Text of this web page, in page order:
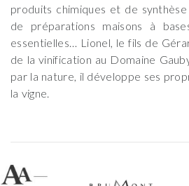
produits chimiques et de
de préparations maisons à
essentielles… Lionel, le fils de
de la vinification au Domaine
par la nature, il développe ses
la vigne.